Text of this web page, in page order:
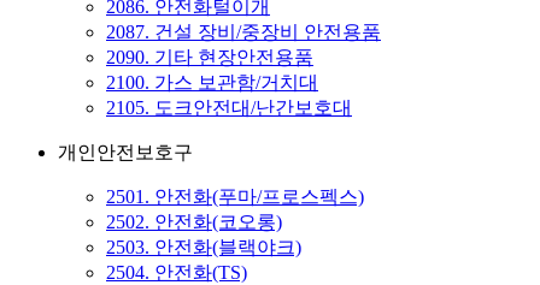
2086. 안전화털이개
2087. 건설 장비/중장비 안전용품
2090. 기타 현장안전용품
2100. 가스 보관함/거치대
2105. 도크안전대/난간보호대
개인안전보호구
2501. 안전화(푸마/프로스펙스)
2502. 안전화(코오롱)
2503. 안전화(블랙야크)
2504. 안전화(TS)